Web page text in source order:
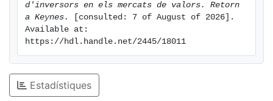
d'inversors en els mercats de valors. Retorn
a Keynes.
[consulted: 7 of August of 2026].
Available at:
https://hdl.handle.net/2445/18011
Estadístiques